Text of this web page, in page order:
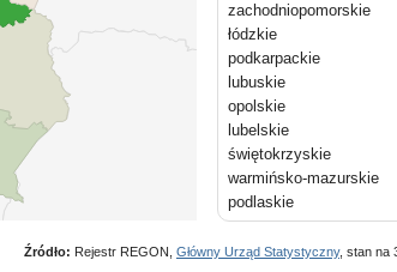
zachodniopomorskie
łódzkie
podkarpackie
lubuskie
opolskie
lubelskie
świętokrzyskie
warmińsko-mazurskie
podlaskie
Źródło: Rejestr REGON, Główny Urząd Statystyczny, stan na